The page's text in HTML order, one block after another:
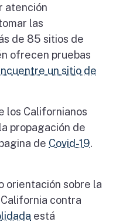
atención
las
de 85 sitios de
ofrecen pruebas
un sitio de
los Californianos
propagación de
de Covid-19.
orientación sobre la
contra
está